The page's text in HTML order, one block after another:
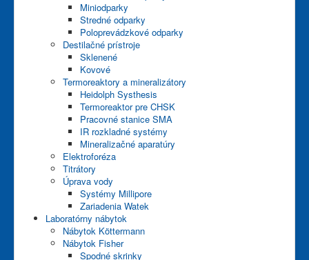
Miniodparky
Stredné odparky
Poloprevádzkové odparky
Destilačné prístroje
Sklenené
Kovové
Termoreaktory a mineralizátory
Heidolph Systhesis
Termoreaktor pre CHSK
Pracovné stanice SMA
IR rozkladné systémy
Mineralizačné aparatúry
Elektroforéza
Titrátory
Úprava vody
Systémy Millipore
Zariadenia Watek
Laboratórny nábytok
Nábytok Köttermann
Nábytok Fisher
Spodné skrinky